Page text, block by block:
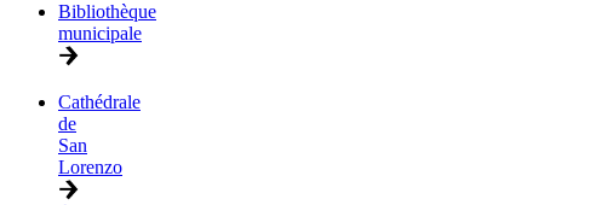
Bibliothèque
municipale
Cathédrale
de
San
Lorenzo